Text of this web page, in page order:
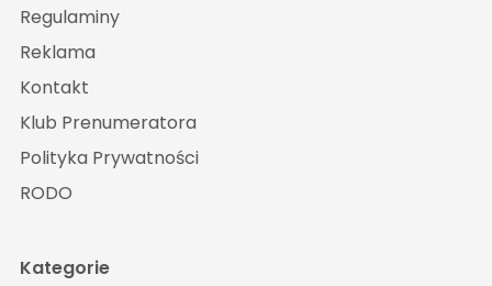
Regulaminy
Reklama
Kontakt
Klub Prenumeratora
Polityka Prywatności
RODO
Kategorie